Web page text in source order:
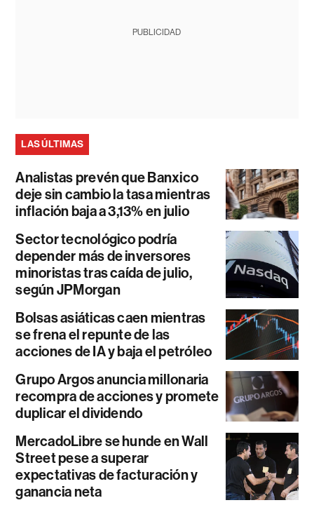
PUBLICIDAD
LAS ÚLTIMAS
Analistas prevén que Banxico
deje sin cambio la tasa mientras
inflación baja a 3,13% en julio
Sector tecnológico podría
depender más de inversores
minoristas tras caída de julio,
según JPMorgan
Bolsas asiáticas caen mientras
se frena el repunte de las
acciones de IA y baja el petróleo
Grupo Argos anuncia millonaria
recompra de acciones y promete
duplicar el dividendo
MercadoLibre se hunde en Wall
Street pese a superar
expectativas de facturación y
ganancia neta